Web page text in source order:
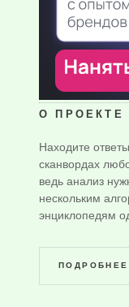
О ПРОЕКТЕ
Находите
сканвордах
ведь анализ
нескольким
энциклопедям
ПОДРОБНЕЕ